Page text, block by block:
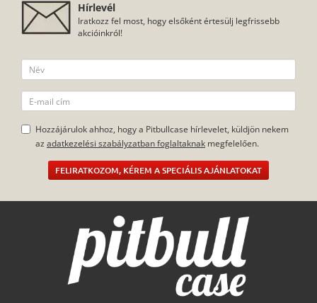
Hírlevél
Iratkozz fel most, hogy elsőként értesülj legfrissebb
akcióinkról!
Hozzájárulok ahhoz, hogy a Pitbullcase hírlevelet, küldjön nekem
az adatkezelési szabályzatban foglaltaknak megfelelően.
FELIRATKOZOM, KÉREM A SPECIÁLIS AJÁNLATOKAT